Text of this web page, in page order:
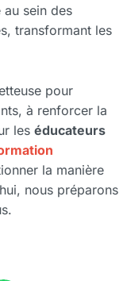
sein des
transformant les
pour
à renforcer la
les éducateurs
la manière
nous préparons